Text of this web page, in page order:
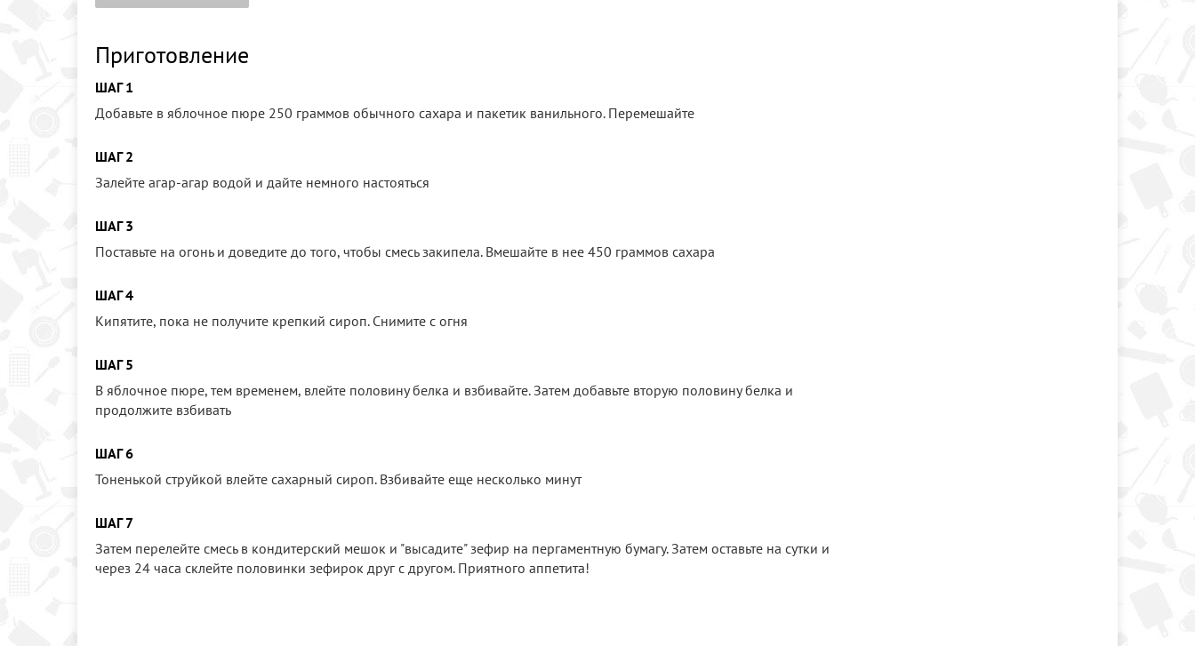
Приготовление
ШАГ 1
Добавьте в яблочное пюре 250 граммов обычного сахара и пакетик ванильного. Перемешайте
ШАГ 2
Залейте агар-агар водой и дайте немного настояться
ШАГ 3
Поставьте на огонь и доведите до того, чтобы смесь закипела. Вмешайте в нее 450 граммов сахара
ШАГ 4
Кипятите, пока не получите крепкий сироп. Снимите с огня
ШАГ 5
В яблочное пюре, тем временем, влейте половину белка и взбивайте. Затем добавьте вторую половину белка и
продолжите взбивать
ШАГ 6
Тоненькой струйкой влейте сахарный сироп. Взбивайте еще несколько минут
ШАГ 7
Затем перелейте смесь в кондитерский мешок и "высадите" зефир на пергаментную бумагу. Затем оставьте на сутки и
через 24 часа склейте половинки зефирок друг с другом. Приятного аппетита!